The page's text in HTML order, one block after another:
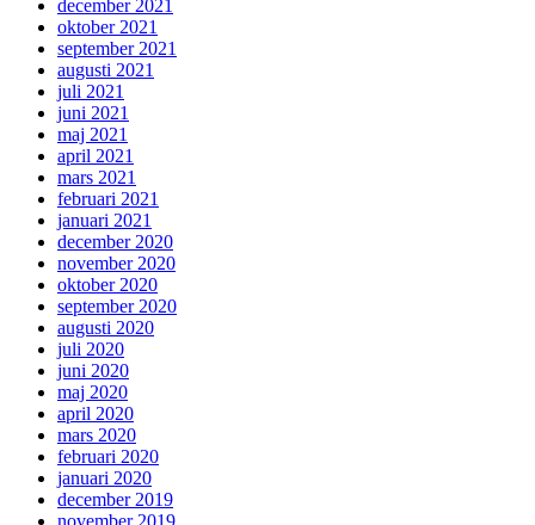
december 2021
oktober 2021
september 2021
augusti 2021
juli 2021
juni 2021
maj 2021
april 2021
mars 2021
februari 2021
januari 2021
december 2020
november 2020
oktober 2020
september 2020
augusti 2020
juli 2020
juni 2020
maj 2020
april 2020
mars 2020
februari 2020
januari 2020
december 2019